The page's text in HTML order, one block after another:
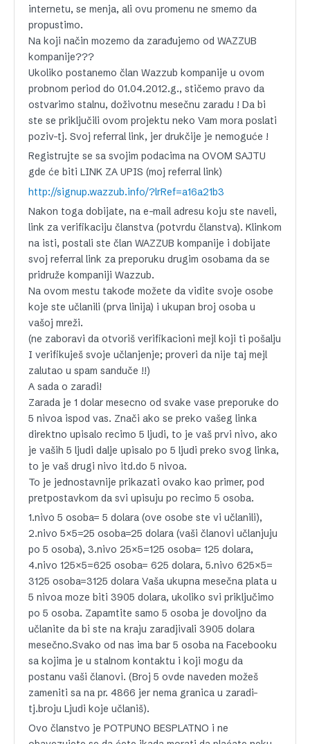
internetu, se menja, ali ovu promenu ne smemo da
propustimo.
Na koji način mozemo da zarađujemo od WAZZUB
kompanije???
Ukoliko postanemo član Wazzub kompanije u ovom
probnom period do 01.04.2012.g., stičemo pravo da
ostvarimo stalnu, doživotnu mesečnu zaradu ! Da bi
ste se priključili ovom projektu neko Vam mora poslati
poziv-tj. Svoj referral link, jer drukčije je nemoguće !
Registrujte se sa svojim podacima na OVOM SAJTU
gde će biti LINK ZA UPIS (moj referral link)
http://signup.wazzub.info/?lrRef=a16a21b3
Nakon toga dobijate, na e-mail adresu koju ste naveli,
link za verifikaciju članstva (potvrdu članstva). Klinkom
na isti, postali ste član WAZZUB kompanije i dobijate
svoj referral link za preporuku drugim osobama da se
pridruže kompaniji Wazzub.
Na ovom mestu takođe možete da vidite svoje osobe
koje ste učlanili (prva linija) i ukupan broj osoba u
vašoj mreži.
(ne zaboravi da otvoriš verifikacioni mejl koji ti pošalju
I verifikuješ svoje učlanjenje; proveri da nije taj mejl
zalutao u spam sanduče !!)
A sada o zaradi!
Zarada je 1 dolar mesecno od svake vase preporuke do
5 nivoa ispod vas. Znači ako se preko vašeg linka
direktno upisalo recimo 5 ljudi, to je vaš prvi nivo, ako
je vaših 5 ljudi dalje upisalo po 5 ljudi preko svog linka,
to je vaš drugi nivo itd.do 5 nivoa.
To je jednostavnije prikazati ovako kao primer, pod
pretpostavkom da svi upisuju po recimo 5 osoba.
1.nivo 5 osoba= 5 dolara (ove osobe ste vi učlanili),
2.nivo 5×5=25 osoba=25 dolara (vaši članovi učlanjuju
po 5 osoba), 3.nivo 25×5=125 osoba= 125 dolara,
4.nivo 125×5=625 osoba= 625 dolara, 5.nivo 625×5=
3125 osoba=3125 dolara Vaša ukupna mesečna plata u
5 nivoa moze biti 3905 dolara, ukoliko svi priključimo
po 5 osoba. Zapamtite samo 5 osoba je dovoljno da
učlanite da bi ste na kraju zaradjivali 3905 dolara
mesečno.Svako od nas ima bar 5 osoba na Facebooku
sa kojima je u stalnom kontaktu i koji mogu da
postanu vaši članovi. (Broj 5 ovde naveden možeš
zameniti sa na pr. 4866 jer nema granica u zaradi-
tj.broju Ljudi koje učlaniš).
Ovo članstvo je POTPUNO BESPLATNO i ne